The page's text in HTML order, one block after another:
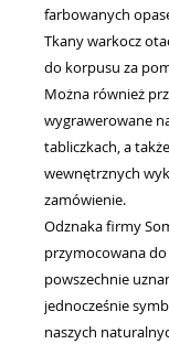
farbowanych
Tkany warkocz
do korpusu za
Można również
wygrawerowane
tabliczkach, a
wewnętrznych
zamówienie.
Odznaka firmy
przymocowana
powszechnie
jednocześnie
naszych